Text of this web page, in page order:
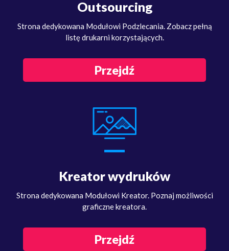
Outsourcing
Strona dedykowana Modułowi Podzlecania. Zobacz pełną
listę drukarni korzystających.
Przejdź
Kreator wydruków
Strona dedykowana Modułowi Kreator. Poznaj możliwości
graficzne kreatora.
Przejdź